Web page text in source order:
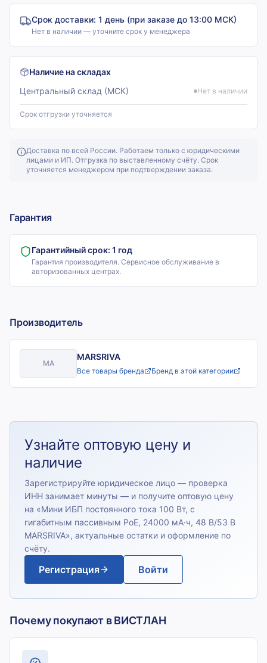
Срок доставки: 1 день (при заказе до 13:00 МСК)
Нет в наличии — уточните срок у менеджера
Наличие на складах
Центральный склад (МСК)
Нет в наличии
Срок отгрузки уточняется
Доставка по всей России. Работаем только с юридическими
лицами и ИП. Отгрузка по выставленному счёту. Срок
уточняется менеджером при подтверждении заказа.
Гарантия
Гарантийный срок: 1 год
Гарантия производителя. Сервисное обслуживание в
авторизованных центрах.
Производитель
MA
MARSRIVA
Все товары бренда Бренд в этой категории
Узнайте оптовую цену и
наличие
Зарегистрируйте юридическое лицо — проверка
ИНН занимает минуты — и получите оптовую цену
на «Мини ИБП постоянного тока 100 Вт, с
гигабитным пассивным PoE, 24000 мА·ч, 48 В/53 В
MARSRIVA», актуальные остатки и оформление по
счёту.
Регистрация Войти
Почему покупают в ВИСТЛАН